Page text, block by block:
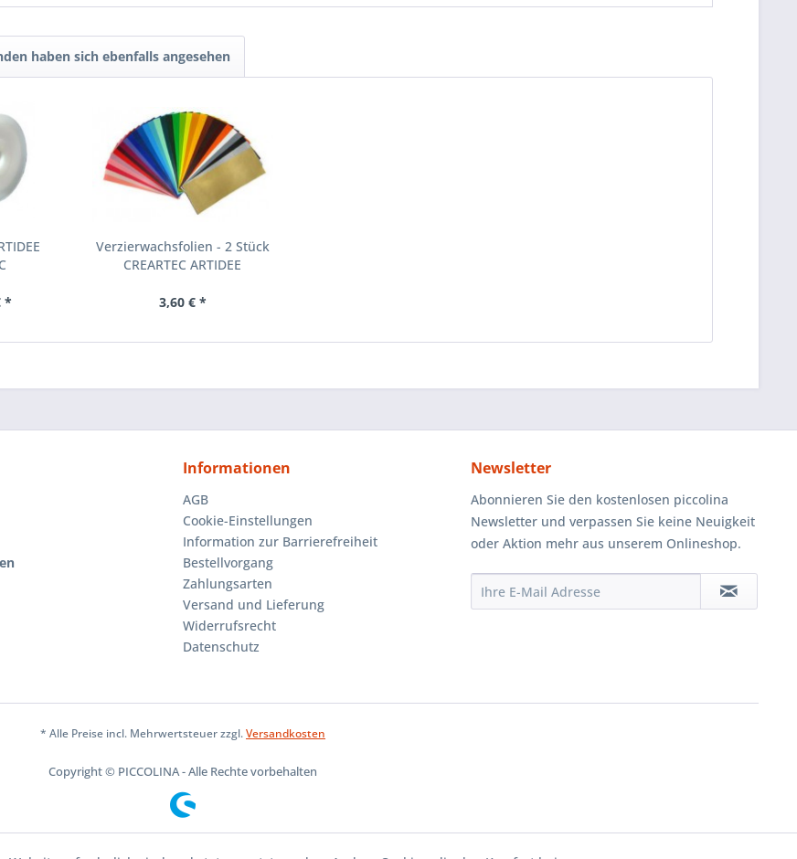
haben sich ebenfalls angesehen
*
Verzierwachsfolien - 2 Stück
CREARTEC ARTIDEE
3,60 € *
Informationen
AGB
Cookie-Einstellungen
Information zur Barrierefreiheit
Bestellvorgang
Zahlungsarten
Versand und Lieferung
Widerrufsrecht
Datenschutz
Newsletter
Abonnieren Sie den kostenlosen piccolina
Newsletter und verpassen Sie keine Neuigkeit
oder Aktion mehr aus unserem Onlineshop.
* Alle Preise incl. Mehrwertsteuer zzgl.Versandkosten
Copyright © PICCOLINA - Alle Rechte vorbehalten